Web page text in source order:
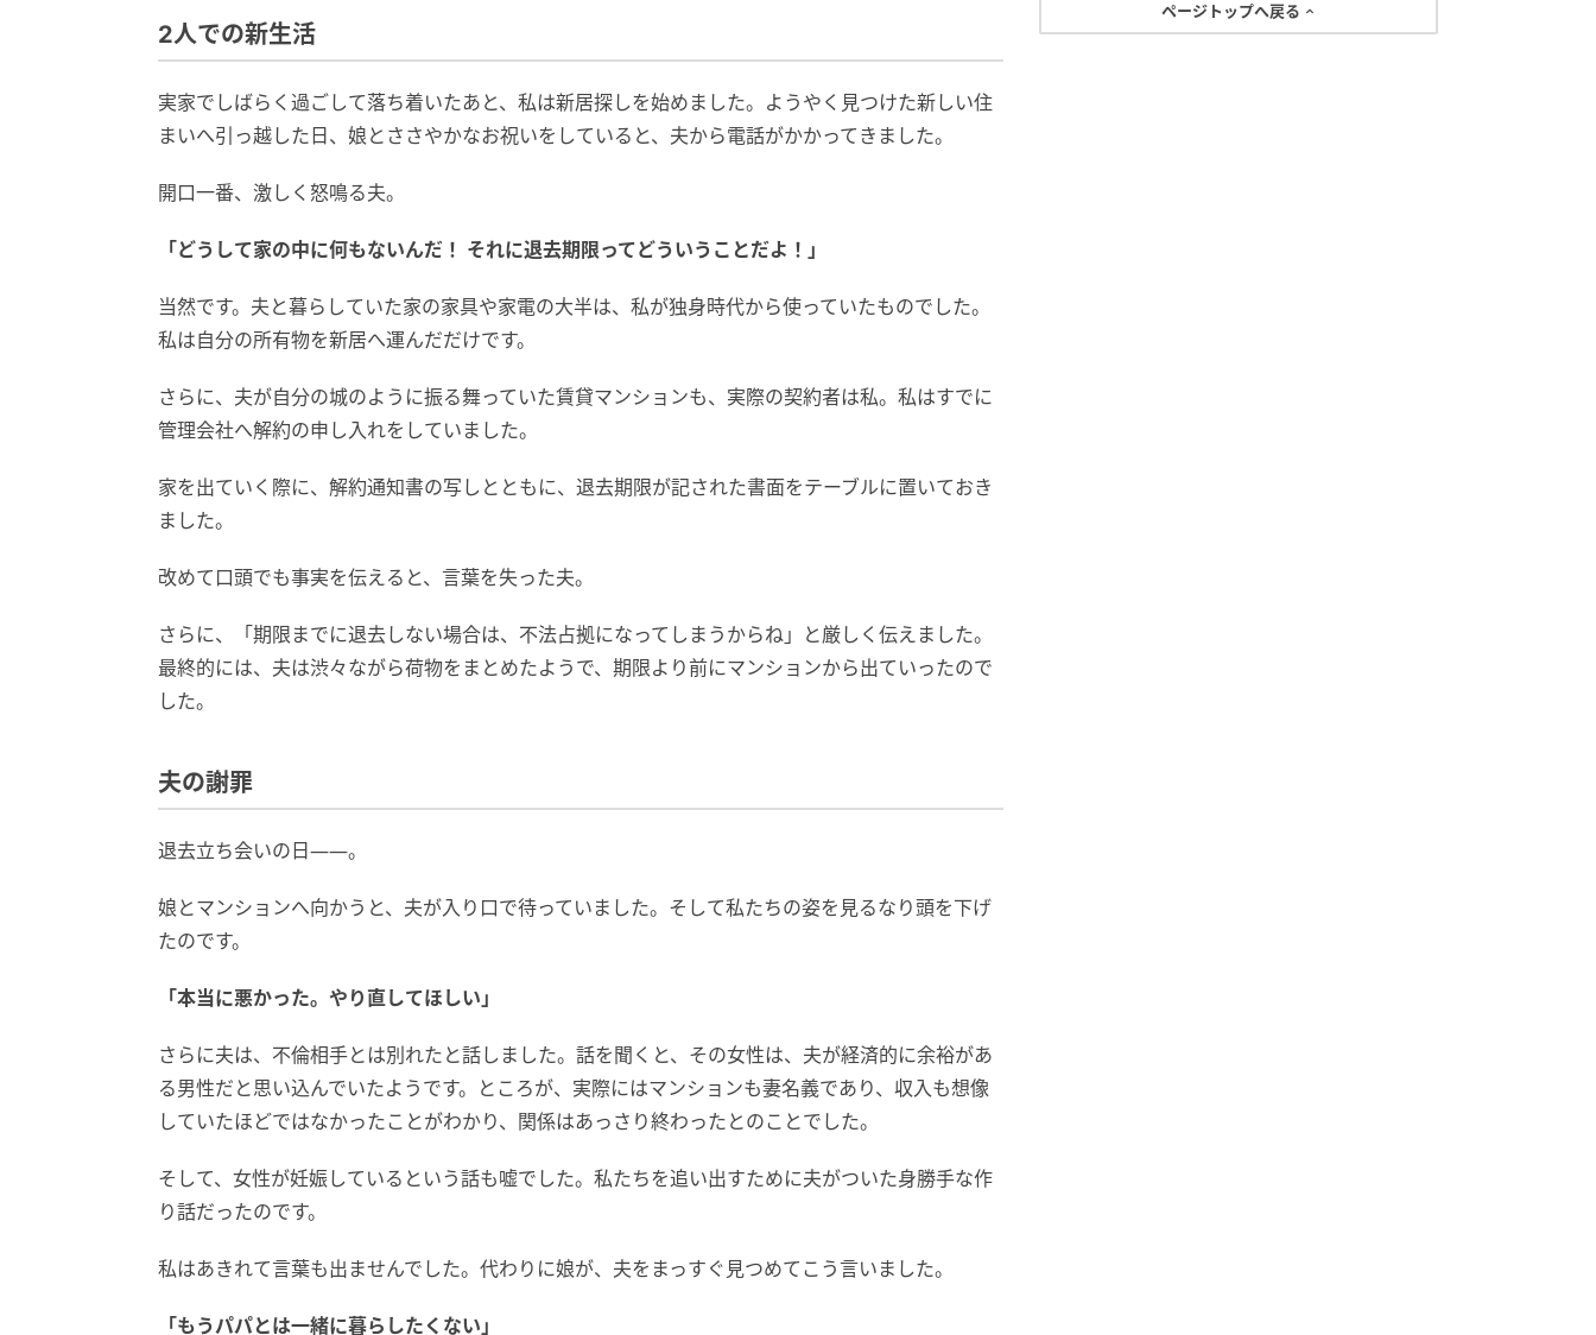
2人での新生活
実家でしばらく過ごして落ち着いたあと、私は新居探しを始めました。ようやく見つけた新しい住
まいへ引っ越した日、娘とささやかなお祝いをしていると、夫から電話がかかってきました。
開口一番、激しく怒鳴る夫。
「どうして家の中に何もないんだ！ それに退去期限ってどういうことだよ！」
当然です。夫と暮らしていた家の家具や家電の大半は、私が独身時代から使っていたものでした。
私は自分の所有物を新居へ運んだだけです。
さらに、夫が自分の城のように振る舞っていた賃貸マンションも、実際の契約者は私。私はすでに
管理会社へ解約の申し入れをしていました。
家を出ていく際に、解約通知書の写しとともに、退去期限が記された書面をテーブルに置いておき
ました。
改めて口頭でも事実を伝えると、言葉を失った夫。
さらに、「期限までに退去しない場合は、不法占拠になってしまうからね」と厳しく伝えました。
最終的には、夫は渋々ながら荷物をまとめたようで、期限より前にマンションから出ていったので
した。
夫の謝罪
退去立ち会いの日――。
娘とマンションへ向かうと、夫が入り口で待っていました。そして私たちの姿を見るなり頭を下げ
たのです。
「本当に悪かった。やり直してほしい」
さらに夫は、不倫相手とは別れたと話しました。話を聞くと、その女性は、夫が経済的に余裕があ
る男性だと思い込んでいたようです。ところが、実際にはマンションも妻名義であり、収入も想像
していたほどではなかったことがわかり、関係はあっさり終わったとのことでした。
そして、女性が妊娠しているという話も嘘でした。私たちを追い出すために夫がついた身勝手な作
り話だったのです。
私はあきれて言葉も出ませんでした。代わりに娘が、夫をまっすぐ見つめてこう言いました。
「もうパパとは一緒に暮らしたくない」
ページトップへ戻る